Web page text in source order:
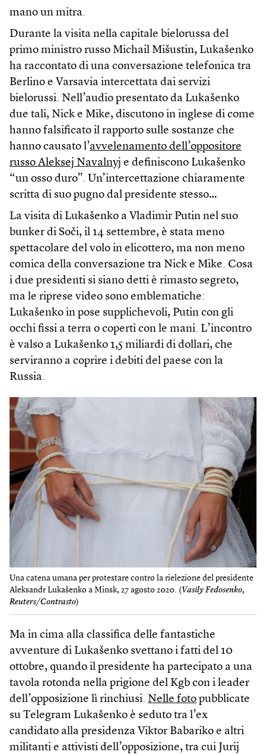
mano un mitra.
Durante la visita nella capitale bielorussa del
primo ministro russo Michail Mišustin, Lukašenko
ha raccontato di una conversazione telefonica tra
Berlino e Varsavia intercettata dai servizi
bielorussi. Nell’audio presentato da Lukašenko
due tali, Nick e Mike, discutono in inglese di come
hanno falsificato il rapporto sulle sostanze che
hanno causato l’avvelenamento dell’oppositore
russo Aleksej Navalnyj e definiscono Lukašenko
“un osso duro”. Un’intercettazione chiaramente
scritta di suo pugno dal presidente stesso…
La visita di Lukašenko a Vladimir Putin nel suo
bunker di Soči, il 14 settembre, è stata meno
spettacolare del volo in elicottero, ma non meno
comica della conversazione tra Nick e Mike. Cosa
i due presidenti si siano detti è rimasto segreto,
ma le riprese video sono emblematiche:
Lukašenko in pose supplichevoli, Putin con gli
occhi fissi a terra o coperti con le mani. L’incontro
è valso a Lukašenko 1,5 miliardi di dollari, che
serviranno a coprire i debiti del paese con la
Russia.
Una catena umana per protestare contro la rielezione del presidente
Aleksandr Lukašenko a Minsk, 27 agosto 2020. (Vasily Fedosenko,
Reuters/Contrasto)
Ma in cima alla classifica delle fantastiche
avventure di Lukašenko svettano i fatti del 10
ottobre, quando il presidente ha partecipato a una
tavola rotonda nella prigione del Kgb con i leader
dell’opposizione lì rinchiusi. Nelle foto pubblicate
su Telegram Lukašenko è seduto tra l’ex
candidato alla presidenza Viktor Babariko e altri
militanti e attivisti dell’opposizione, tra cui Jurij